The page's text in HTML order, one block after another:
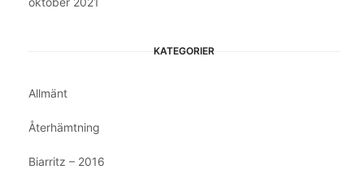
KATEGORIER
Allmänt
Återhämtning
Biarritz – 2016